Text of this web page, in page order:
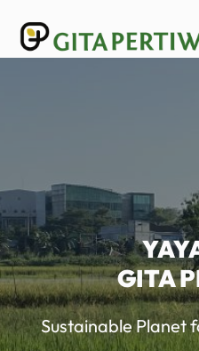
Lewati
ke
GITA
Sustainable Planet